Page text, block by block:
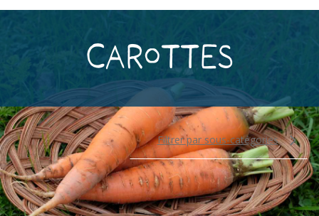
Carottes
Filtrer par sous-catégories